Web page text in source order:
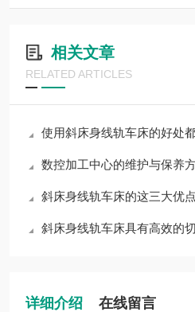
相关文章
RELATED ARTICLES
使用斜床身线轨车床的好处
数控加工中心的维护与保养
斜床身线轨车床的这三大优
斜床身线轨车床具有高效的
详细介绍 在线留言